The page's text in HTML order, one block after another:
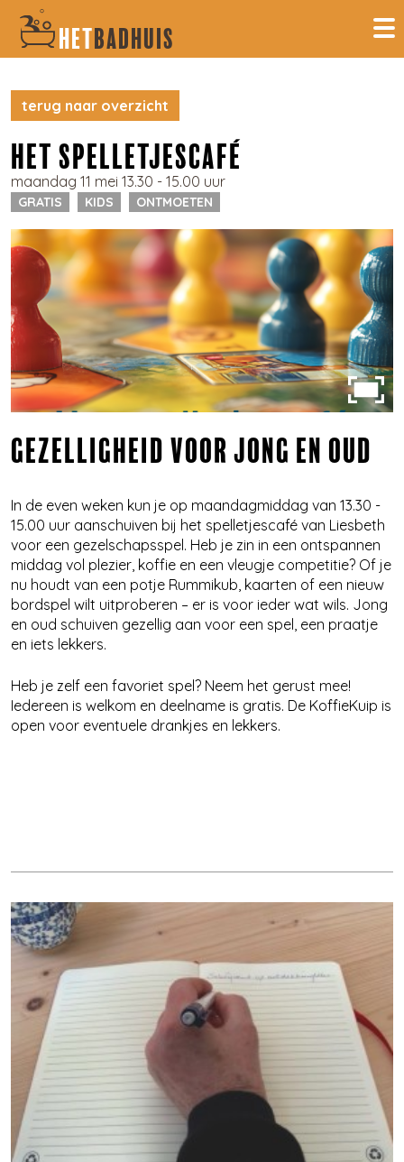
HETBADHUIS
terug naar overzicht
HET SPELLETJESCAFÉ
maandag 11 mei 13.30 - 15.00 uur
GRATIS KIDS ONTMOETEN
GEZELLIGHEID VOOR JONG EN OUD
In de even weken kun je op maandagmiddag van 13.30 -
15.00 uur aanschuiven bij het spelletjescafé van Liesbeth
voor een gezelschapsspel. Heb je zin in een ontspannen
middag vol plezier, koffie en een vleugje competitie? Of je
nu houdt van een potje Rummikub, kaarten of een nieuw
bordspel wilt uitproberen – er is voor ieder wat wils. Jong
en oud schuiven gezellig aan voor een spel, een praatje
en iets lekkers.
Heb je zelf een favoriet spel? Neem het gerust mee!
Iedereen is welkom en deelname is gratis. De KoffieKuip is
open voor eventuele drankjes en lekkers.